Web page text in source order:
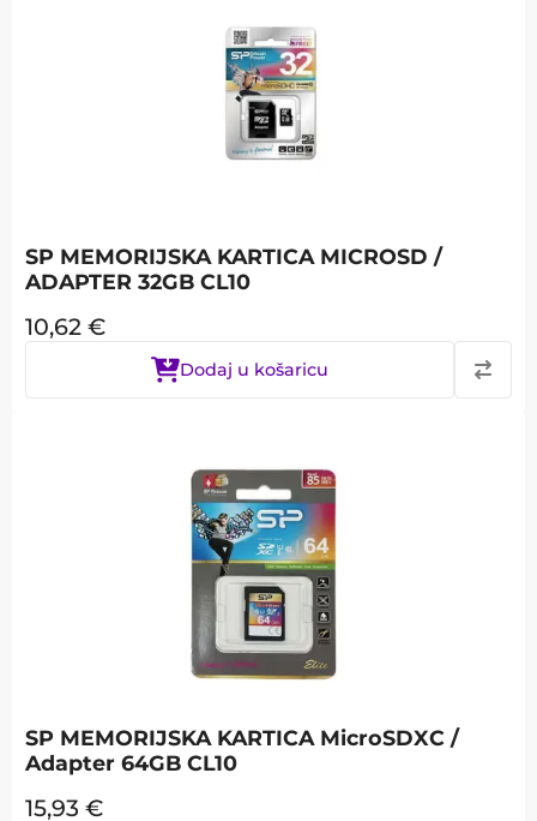
SP MEMORIJSKA KARTICA MICROSD /
ADAPTER 32GB CL10
10,62 €
Dodaj u košaricu
SP MEMORIJSKA KARTICA MicroSDXC /
Adapter 64GB CL10
15,93 €